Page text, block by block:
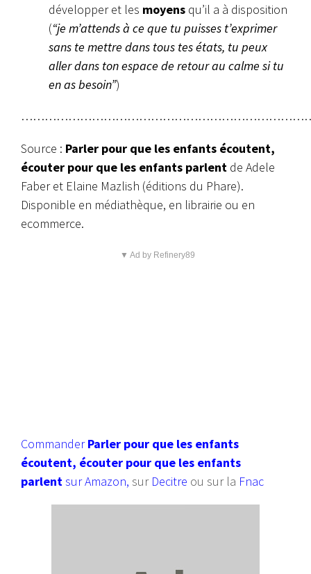
développer et les moyens qu’il a à disposition
(“je m’attends à ce que tu puisses t’exprimer
sans te mettre dans tous tes états, tu peux
aller dans ton espace de retour au calme si tu
en as besoin”)
Source : Parler pour que les enfants écoutent,
écouter pour que les enfants parlent de Adele
Faber et Elaine Mazlish (éditions du Phare).
Disponible en médiathèque, en librairie ou en
ecommerce.
▼ Ad by Refinery89
CommanderParler pour que les enfants
écoutent, écouter pour que les enfants
parlentsur Amazon, sur Decitre ou sur la Fnac